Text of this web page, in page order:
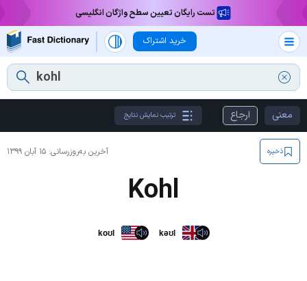
تست رایگان تعیین سطح واژگان انگلیسی
خرید اشتراک
معنی ارجاع ترتیب نمایش نتایج
آخرین به‌روزرسانی: ۱۵ آبان ۱۳۹۹ ذخیره
Kohl
koʊl kəʊl